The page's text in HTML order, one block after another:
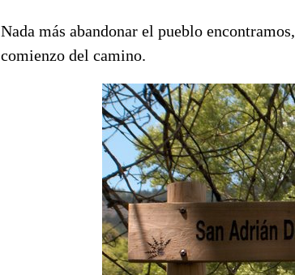
Nada más abandonar el pueblo
comienzo del camino.